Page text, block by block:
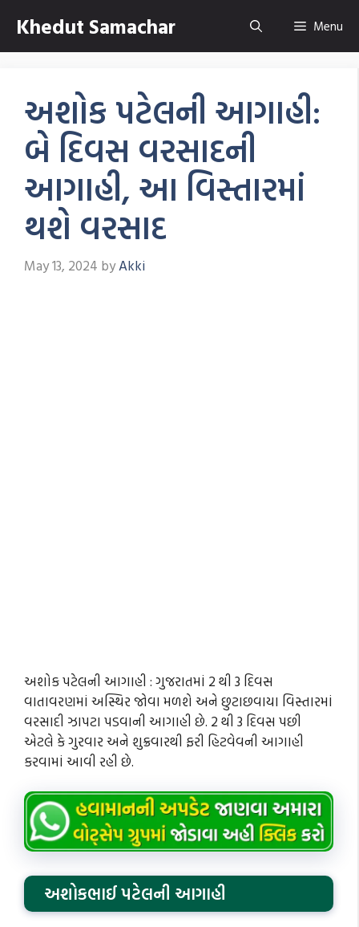
content
Khedut Samachar Menu
અશોક પટેલની આગાહી:
બે દિવસ વરસાદની
આગાહી, આ વિસ્તારમાં
થશે વરસાદ
May 13, 2024 byAkki
અશોક પટેલની આગાહી : ગુજરાતમાં 2 થી 3 દિવસ
વાતાવરણમાં અસ્થિર જોવા મળશે અને છુટાછવાયા વિસ્તારમાં
વરસાદી ઝાપટા પડવાની આગાહી છે. 2 થી 3 દિવસ પછી
એટલે કે ગુરવાર અને શુક્રવારથી ફરી હિટવેવની આગાહી
કરવામાં આવી રહી છે.
અશોકભાઈ પટેલની આગાહી